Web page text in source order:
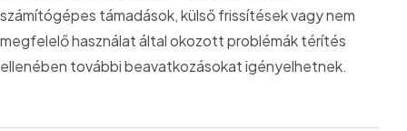
számítógépes támadások, külső frissítések vagy nem
megfelelő használat által okozott problémák térítés
ellenében további beavatkozásokat igényelhetnek.